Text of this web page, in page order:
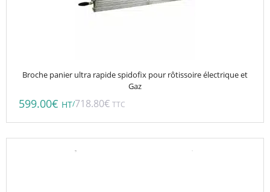
Broche panier ultra rapide spidofix pour rôtissoire électrique et
Gaz
599.00€ HT/718.80€ TTC